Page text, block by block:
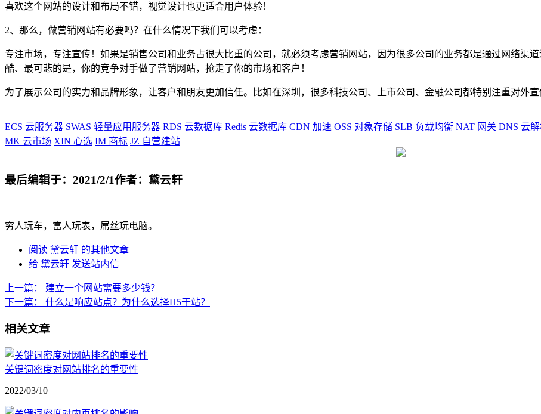
喜欢这个网站的设计和布局不错，视觉设计也更适合用户体验！
2、那么，做营销网站有必要吗？在什么情况下我们可以考虑：
专注市场，专注宣传！如果是销售公司和业务占很大比重的公司，就必须考虑营销网站，因为很多公司的业务都是通过网络渠
酷、最可悲的是，你的竞争对手做了营销网站，抢走了你的市场和客户！
为了展示公司的实力和品牌形象，让客户和朋友更加信任。比如在深圳，很多科技公司、上市公司、金融公司都特别注重对外
ECS 云服务器 SWAS 轻量应用服务器 RDS 云数据库 Redis 云数据库 CDN 加速 OSS 对象存储 SLB 负载均衡 NAT 网关 DNS 云
MK 云市场 XIN 心选 IM 商标 JZ 自营建站
最后编辑于：2021/2/1作者：黛云轩
穷人玩车，富人玩表，屌丝玩电脑。
阅读 黛云轩 的其他文章
给 黛云轩 发送站内信
上一篇：
建立一个网站需要多少钱？
下一篇：
什么是响应站点？为什么选择H5干站？
相关文章
关键词密度对网站排名的重要性
2022/03/10